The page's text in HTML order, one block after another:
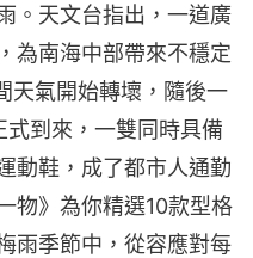
。天文台指出，一道廣
為南海中部帶來不穩定
天氣開始轉壞，隨後一
到來，一雙同時具備
動鞋，成了都市人通勤
物》為你精選10款型格
雨季節中，從容應對每